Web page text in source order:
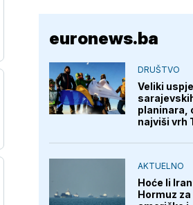
euronews.ba
DRUŠTVO
Veliki
planinara,
najviši vrh
AKTUELNO
Hoće li
Hormuz za